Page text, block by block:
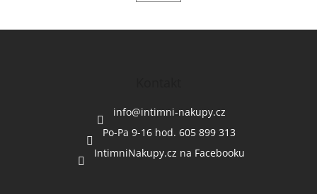
info@intimni-nakupy.cz
Po-Pa 9-16 hod. 605 899 313
IntimniNakupy.cz na Facebooku